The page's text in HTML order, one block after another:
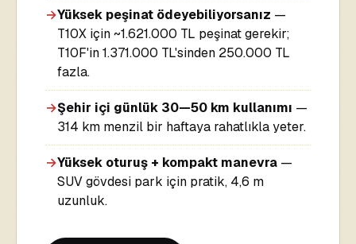
→Yüksek peşinat ödeyebiliyorsanız —
T10X için ~1.621.000 TL peşinat gerekir;
T10F'in 1.371.000 TL'sinden 250.000 TL
fazla.
→Şehir içi günlük 30—50 km kullanımı —
314 km menzil bir haftaya rahatlıkla yeter.
→Yüksek oturuş + kompakt manevra —
SUV gövdesi park için pratik, 4,6 m
uzunluk.